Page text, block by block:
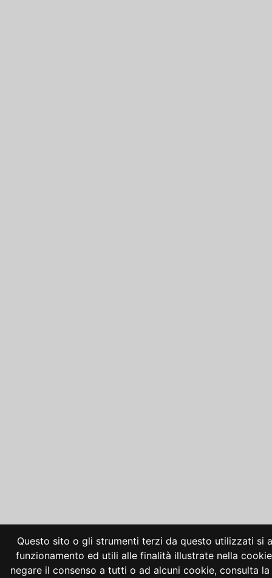
Questo sito o gli strumenti terzi da questo utilizzati si
funzionamento ed utili alle finalità illustrate nella
negare il consenso a tutti o ad alcuni cookie, consulta